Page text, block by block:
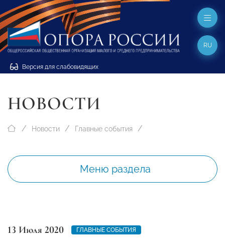
Версия для слабовидящих
RU
НОВОСТИ
Новости Главные события
Меню раздела
13 Июля 2020 ГЛАВНЫЕ СОБЫТИЯ